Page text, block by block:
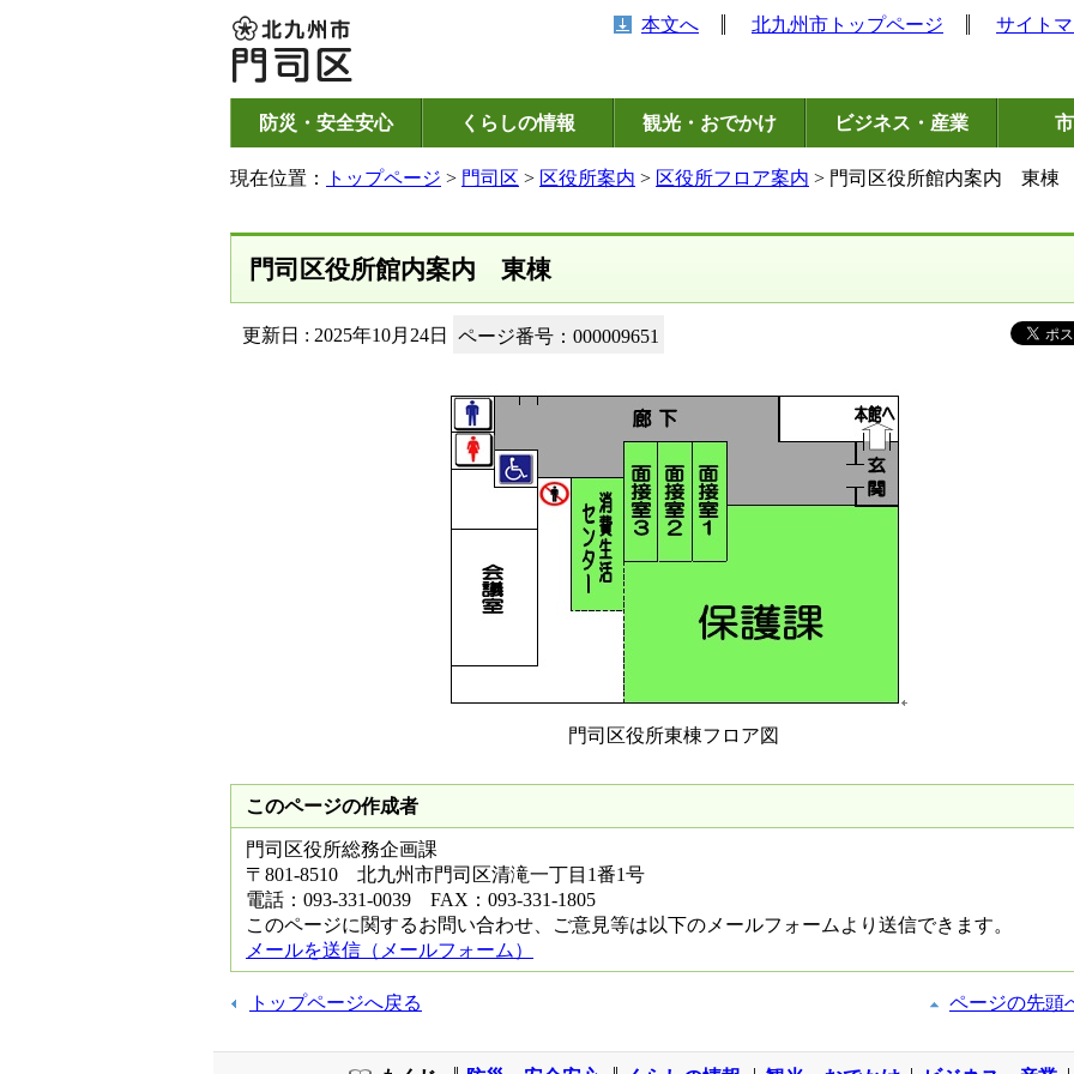
本文へ 北九州市トップページ サイト
防災・安全安心 くらしの情報 観光・おでかけ ビジネス・産業
現在位置： トップページ > 門司区 > 区役所案内 > 区役所フロア案内 > 門司区役所館内案内 東棟
門司区役所館内案内 東棟
更新日 : 2025年10月24日 ページ番号：000009651
門司区役所東棟フロア図
このページの作成者
門司区役所総務企画課
〒801-8510 北九州市門司区清滝一丁目1番1号
電話：093-331-0039 FAX：093-331-1805
このページに関するお問い合わせ、ご意見等は以下のメールフォームより送信できます。
メールを送信（メールフォーム）
トップページへ戻る ページの先頭